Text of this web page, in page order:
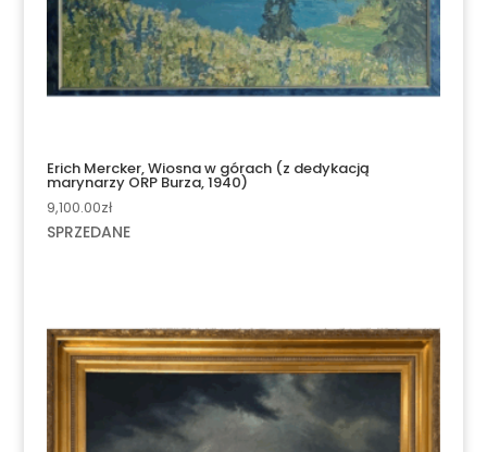
Erich Mercker, Wiosna w górach (z dedykacją
marynarzy ORP Burza, 1940)
9,100.00zł
SPRZEDANE